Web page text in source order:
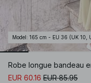
Model : 165 cm - EU 36 (UK 10,
Robe longue bandeau
EUR 60.16 EUR 85.95